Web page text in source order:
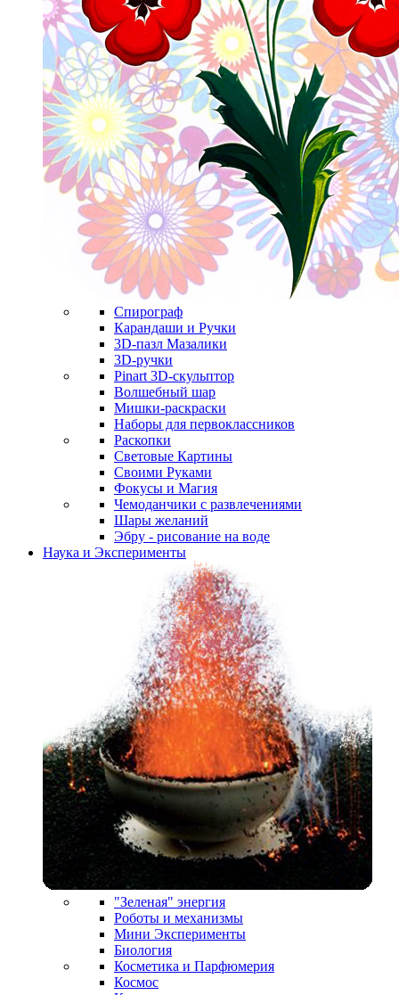
Спирограф
Карандаши и Ручки
3D-пазл Мазалики
3D-ручки
Pinart 3D-скульптор
Волшебный шар
Мишки-раскраски
Наборы для первоклассников
Раскопки
Световые Картины
Своими Руками
Фокусы и Магия
Чемоданчики с развлечениями
Шары желаний
Эбру - рисование на воде
Наука и Эксперименты
"Зеленая" энергия
Роботы и механизмы
Мини Эксперименты
Биология
Косметика и Парфюмерия
Космос